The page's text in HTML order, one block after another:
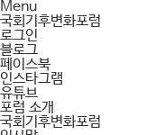
Menu
국회기후변화포럼
로그인
블로그
페이스북
인스타그램
유튜브
포럼 소개
국회기후변화포럼